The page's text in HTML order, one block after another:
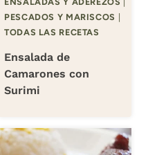
PESCADOS Y MARISCOS
TODAS LAS RECETAS
Ensalada de
Camarones con
Surimi